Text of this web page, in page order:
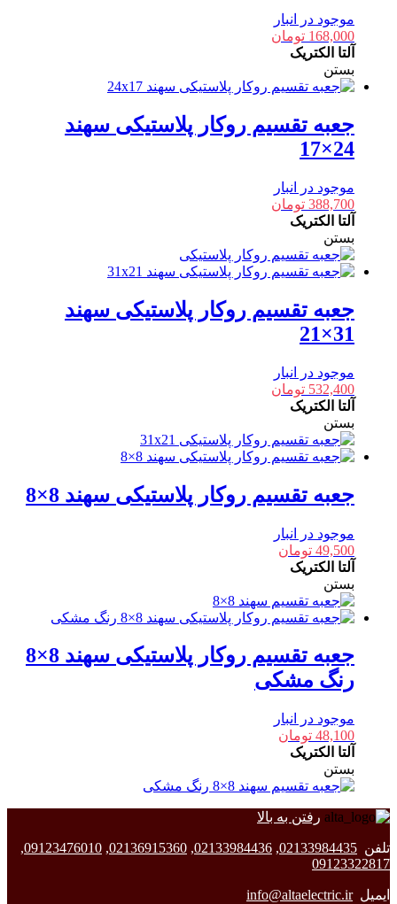
موجود در انبار
168,000 تومان
آلتا الکتریک
بستن
جعبه تقسیم روکار پلاستیکی سهند
24×17
موجود در انبار
388,700 تومان
آلتا الکتریک
بستن
جعبه تقسیم روکار پلاستیکی سهند
31×21
موجود در انبار
532,400 تومان
آلتا الکتریک
بستن
جعبه تقسیم روکار پلاستیکی سهند 8×8
موجود در انبار
49,500 تومان
آلتا الکتریک
بستن
جعبه تقسیم روکار پلاستیکی سهند 8×8
رنگ مشکی
موجود در انبار
48,100 تومان
آلتا الکتریک
بستن
رفتن به بالا
تلفن 02133984435
,
02133984436
,
02136915360
,
09123476010
,
09123322817
ایمیلinfo@altaelectric.ir